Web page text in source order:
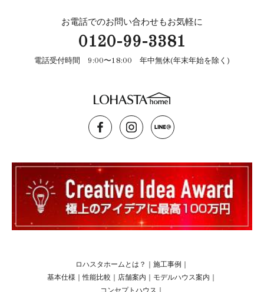
お電話でのお問い合わせもお気軽に
0120-99-3381
電話受付時間 9:00〜18:00 年中無休(年末年始を除く)
ロハスタホームとは？ 施工事例
基本仕様 ｜性能比較 店舗案内 モデルハウス案内